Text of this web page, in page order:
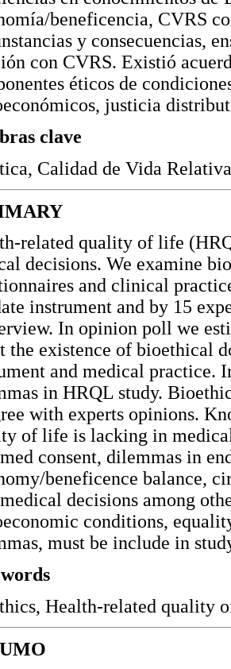
beneficencia, CVRS
y consecuencias,
con CVRS. Existió
éticos de
justicia
clave
Calidad de Vida
related quality of life
decisions. We examine
and clinical
instrument and by 15
In opinion poll we
the existence of bioethical
and medical practice.
in HRQL study.
with experts opinions.
of life is lacking in
consent, dilemmas in
beneficence balance,
decisions among
conditions,
must be include in
Health-related quality